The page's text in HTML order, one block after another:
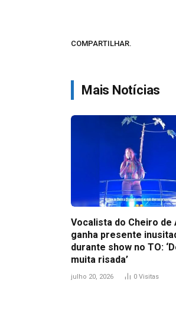
COMPARTILHAR.
Mais Notícias
Vocalista do Cheiro de
ganha presente
durante show no TO:
muita risada’
julho 20, 2026 0 Visitas